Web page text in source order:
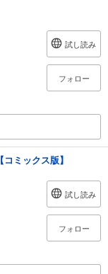
試し読み
フォロー
ミックス版】
試し読み
フォロー